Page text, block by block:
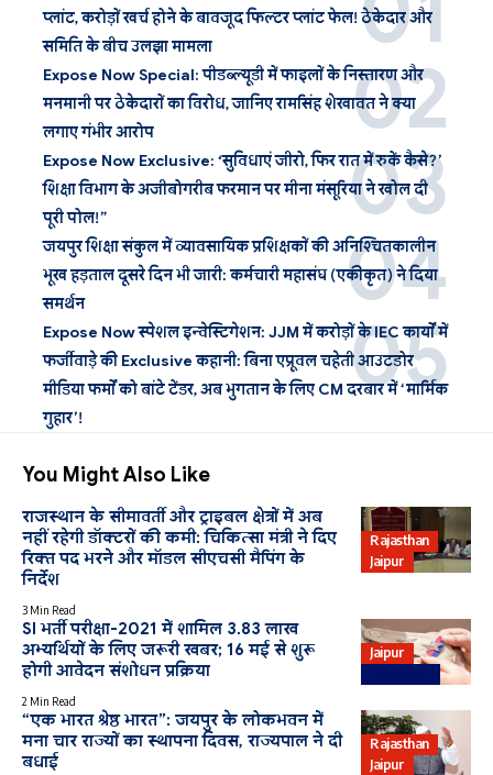
प्लांट, करोड़ों खर्च होने के बावजूद फिल्टर प्लांट फेल! ठेकेदार और
समिति के बीच उलझा मामला
Expose Now Special: पीडब्ल्यूडी में फाइलों के निस्तारण और
मनमानी पर ठेकेदारों का विरोध, जानिए रामसिंह शेखावत ने क्या
लगाए गंभीर आरोप
Expose Now Exclusive: ‘सुविधाएं जीरो, फिर रात में रुकें कैसे?’
शिक्षा विभाग के अजीबोगरीब फरमान पर मीना मंसूरिया ने खोल दी
पूरी पोल!”
जयपुर शिक्षा संकुल में व्यावसायिक प्रशिक्षकों की अनिश्चितकालीन
भूख हड़ताल दूसरे दिन भी जारी: कर्मचारी महासंघ (एकीकृत) ने दिया
समर्थन
Expose Now स्पेशल इन्वेस्टिगेशन: JJM में करोड़ों के IEC कार्यों में
फर्जीवाड़े की Exclusive कहानी: बिना एप्रूवल चहेती आउटडोर
मीडिया फर्मों को बांटे टेंडर, अब भुगतान के लिए CM दरबार में ‘मार्मिक
गुहार’!
You Might Also Like
Rajasthan
Jaipur
राजस्थान के सीमावर्ती और ट्राइबल क्षेत्रों में अब
नहीं रहेगी डॉक्टरों की कमी: चिकित्सा मंत्री ने दिए
रिक्त पद भरने और मॉडल सीएचसी मैपिंग के
निर्देश
3 Min Read
Jaipur
SI भर्ती परीक्षा-2021 में शामिल 3.83 लाख
अभ्यर्थियों के लिए जरूरी खबर; 16 मई से शुरू
होगी आवेदन संशोधन प्रक्रिया
2 Min Read
Rajasthan
Jaipur
“एक भारत श्रेष्ठ भारत”: जयपुर के लोकभवन में
मना चार राज्यों का स्थापना दिवस, राज्यपाल ने दी
बधाई